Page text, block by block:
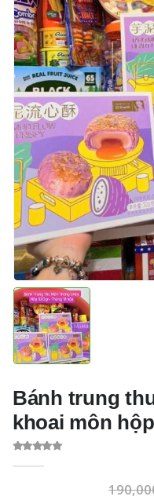
Bánh trung
khoai môn